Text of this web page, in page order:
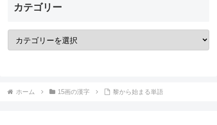
カテゴリー
ホーム 15画の漢字 黎から始まる単語